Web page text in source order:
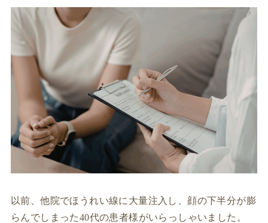
以前、他院でほうれい線に大量注入し、顔の下半分が膨
らんでしまった40代の患者様がいらっしゃいました。